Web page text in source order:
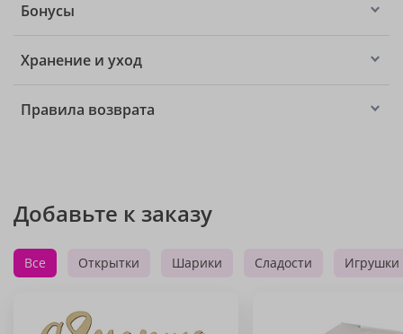
Бонусы
Хранение и уход
Правила возврата
Добавьте к заказу
Все Открытки Шарики Сладости Игрушки